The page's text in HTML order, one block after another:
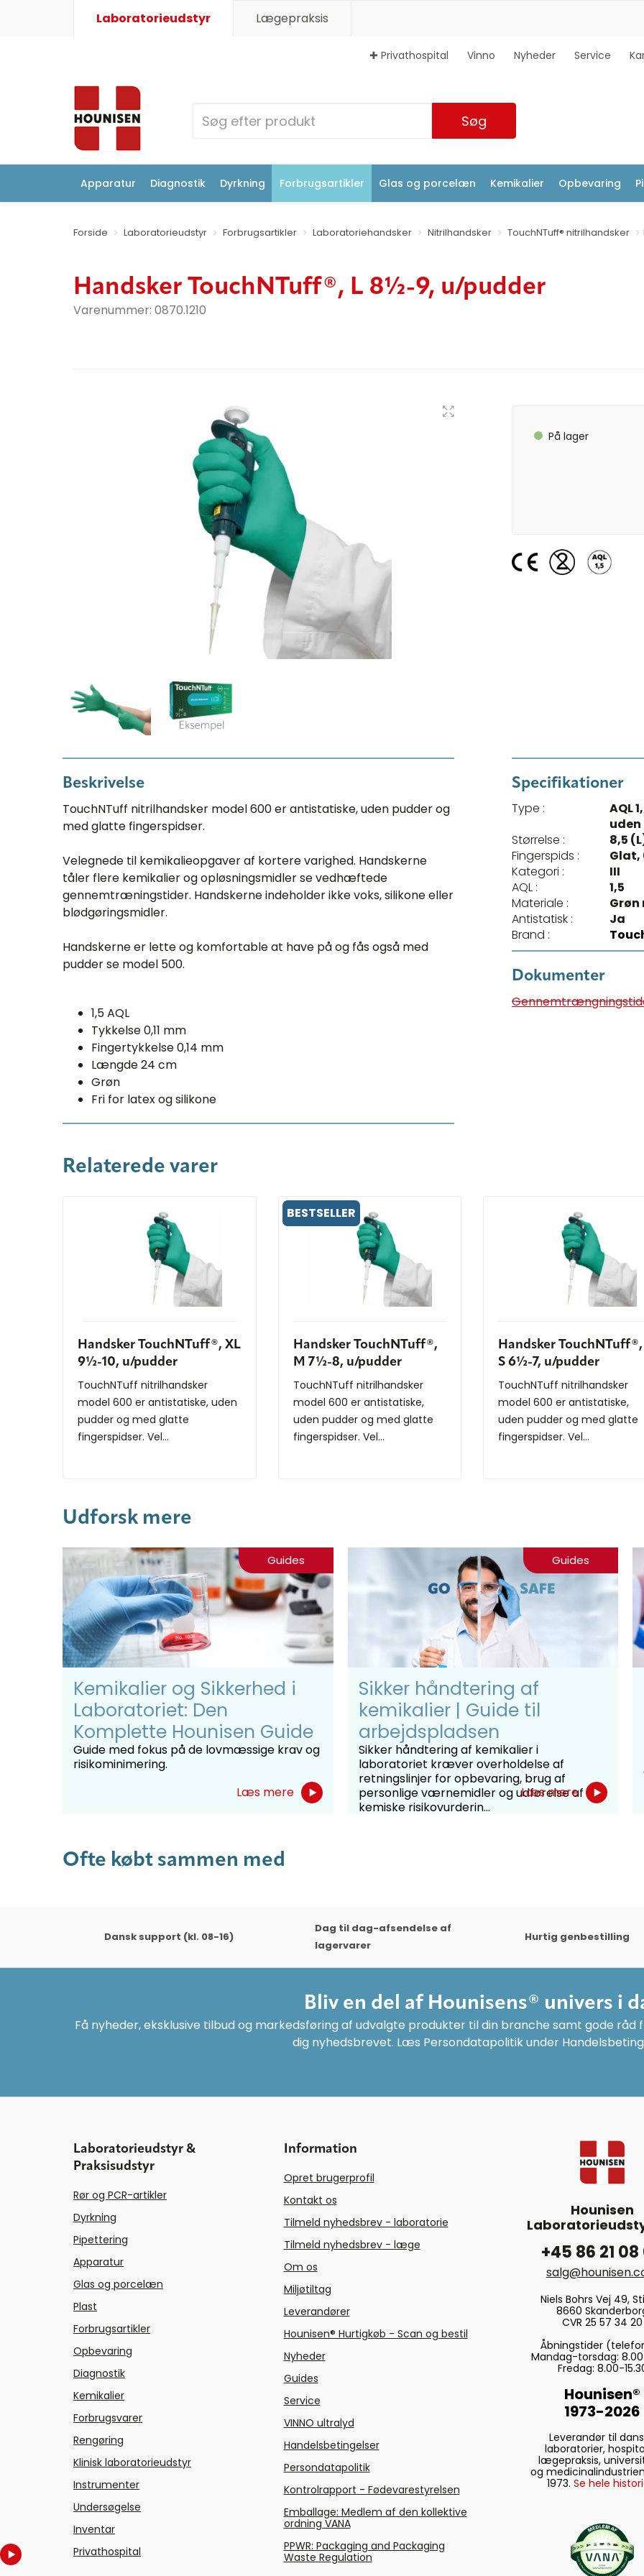
Laboratorieudstyr Lægepraksis
✚ Privathospital Vinno Nyheder Service
Søg
Apparatur Diagnostik Dyrkning Forbrugsartikler Glas og porcelæn Kemikalier Opbevaring
Forside Laboratorieudstyr Forbrugsartikler Laboratoriehandsker Nitrilhandsker TouchNTuff® nitrilhandsker
Handsker TouchNTuff®, L 8½-9, u/pudder
Varenummer: 0870.1210
På lager
Beskrivelse
TouchNTuff nitrilhandsker model 600 er antistatiske, uden pudder og
med glatte fingerspidser.
Velegnede til kemikalieopgaver af kortere varighed. Handskerne
tåler flere kemikalier og opløsningsmidler se vedhæftede
gennemtræningstider. Handskerne indeholder ikke voks, silikone eller
blødgøringsmidler.
Handskerne er lette og komfortable at have på og fås også med
pudder se model 500.
1,5 AQL
Tykkelse 0,11 mm
Fingertykkelse 0,14 mm
Længde 24 cm
Grøn
Fri for latex og silikone
Specifikationer
Type :
AQL
Størrelse :
8,5
Fingerspids :
Glat,
Kategori :
III
AQL :
1,5
Materiale :
Antistatisk :
Ja
Brand :
Dokumenter
Relaterede varer
Handsker TouchNTuff®, XL
9½-10, u/pudder
TouchNTuff nitrilhandsker
model 600 er antistatiske, uden
pudder og med glatte
fingerspidser. Vel...
BESTSELLER
Handsker TouchNTuff®,
M 7½-8, u/pudder
TouchNTuff nitrilhandsker
model 600 er antistatiske,
uden pudder og med glatte
fingerspidser. Vel...
Handsker TouchNTuff®,
S 6½-7, u/pudder
TouchNTuff nitrilhandsker
model 600 er antistatiske,
uden pudder og med glatte
fingerspidser. Vel...
Udforsk mere
Guides
Kemikalier og Sikkerhed i
Laboratoriet: Den
Komplette Hounisen Guide
Guide med fokus på de lovmæssige krav og
risikominimering.
Læs mere
Guides
Sikker håndtering af
kemikalier | Guide til
arbejdspladsen
Sikker håndtering af kemikalier i
laboratoriet kræver overholdelse af
retningslinjer for opbevaring, brug af
personlige værnemidler og udførelse af
kemiske risikovurderin...
Læs mere
Ofte købt sammen med
Dansk support (kl. 08-16)
Dag til dag-afsendelse af
lagervarer
Hurtig genbestilling
Bliv en del af Hounisens® univers i
Få nyheder, eksklusive tilbud og markedsføring af udvalgte produkter til din branche samt gode
dig nyhedsbrevet. Læs Persondatapolitik under
Laboratorieudstyr &
Praksisudstyr
Rør og PCR-artikler
Dyrkning
Pipettering
Apparatur
Glas og porcelæn
Plast
Forbrugsartikler
Opbevaring
Diagnostik
Kemikalier
Forbrugsvarer
Rengøring
Klinisk laboratorieudstyr
Instrumenter
Undersøgelse
Inventar
Privathospital
Information
Opret brugerprofil
Kontakt os
Tilmeld nyhedsbrev - laboratorie
Tilmeld nyhedsbrev - læge
Om os
Miljøtiltag
Leverandører
Hounisen® Hurtigkøb - Scan og bestil
Nyheder
Guides
Service
VINNO ultralyd
Handelsbetingelser
Persondatapolitik
Kontrolrapport - Fødevarestyrelsen
Emballage: Medlem af den kollektive
ordning VANA
PPWR: Packaging and Packaging
Waste Regulation
Hounisen
+45 86 21
Niels Bohrs Vej 49,
8660
CVR 25 57 34 20
Åbningstider
Mandag-torsdag:
Fredag: 8.00-
Hounisen®
1973-2026
Leverandør til
laboratorier,
lægepraksis,
og
1973. Se hele